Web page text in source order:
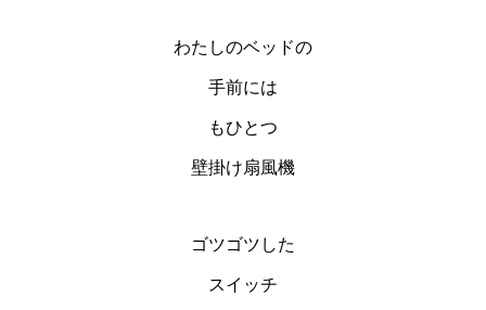
わたしのベッドの
手前には
もひとつ
壁掛け扇風機
ゴツゴツした
スイッチ